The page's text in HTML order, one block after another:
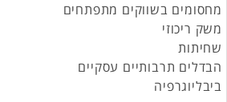
מחסומים בשווקים מתפתחים
משק ריכוזי
שחיתות
הבדלים תרבותיים עסקיים
ביבליוגרפיה